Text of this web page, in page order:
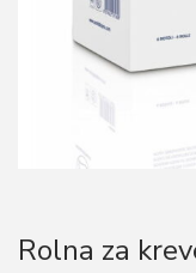
Rolna za